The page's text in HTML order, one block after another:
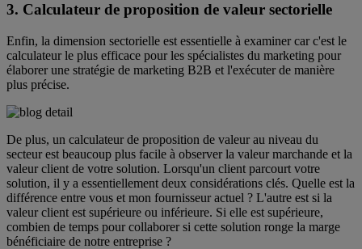
3. Calculateur de proposition de valeur sectorielle
Enfin, la dimension sectorielle est essentielle à examiner car c'est le
calculateur le plus efficace pour les spécialistes du marketing pour
élaborer une stratégie de marketing B2B et l'exécuter de manière
plus précise.
De plus, un calculateur de proposition de valeur au niveau du
secteur est beaucoup plus facile à observer la valeur marchande et la
valeur client de votre solution. Lorsqu'un client parcourt votre
solution, il y a essentiellement deux considérations clés. Quelle est la
différence entre vous et mon fournisseur actuel ? L'autre est si la
valeur client est supérieure ou inférieure. Si elle est supérieure,
combien de temps pour collaborer si cette solution ronge la marge
bénéficiaire de notre entreprise ?